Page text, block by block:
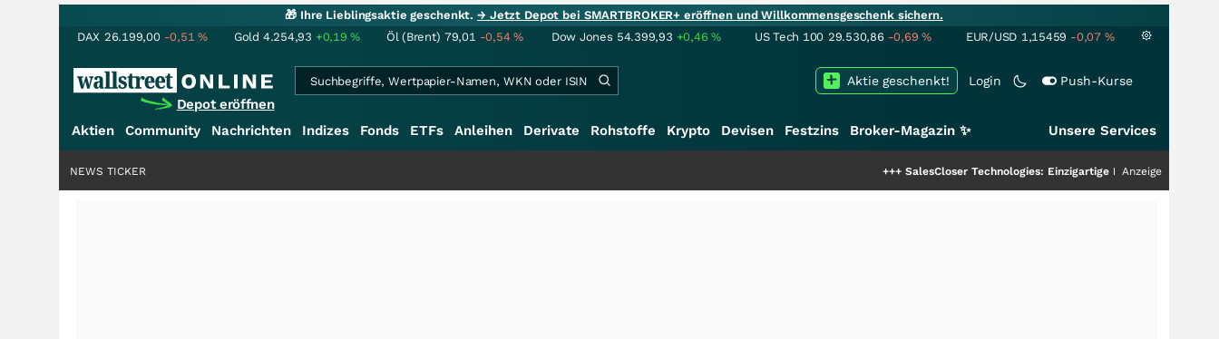
🎁 Ihre Lieblingsaktie geschenkt.→ Jetzt Depot bei SMARTBROKER+ eröffnen und Willkommensgeschenk sichern.
DAX 26.199,00 -0,51% Gold 4.254,93 +0,19% Öl (Brent) 79,01 -0,54% Dow Jones 54.399,93 +0,46% US Tech 100 29.530,86 -0,69% EUR/USD 1,15459 -0,07 %
Depot eröffnen
Login Push-Kurse
Aktie geschenkt!
Aktien Community Nachrichten Indizes Fonds ETFs Anleihen Derivate Rohstoffe Krypto Devisen Festzins Broker-Magazin ✨ Unsere Services
SalesCloser Technologies: Einzigartige Leistung zieht die Top-Dogs an!
Anzeige
NEWS TICKER